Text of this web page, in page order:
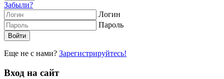
Забыли?
Логин
Пароль
Еще не с нами? Зарегистрируйтесь!
Вход на сайт